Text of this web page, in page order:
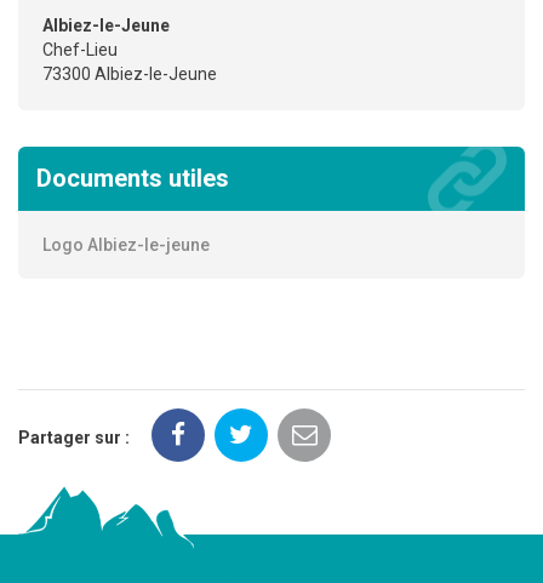
Albiez-le-Jeune
Chef-Lieu
73300 Albiez-le-Jeune
Documents utiles
Logo Albiez-le-jeune
Partager sur :